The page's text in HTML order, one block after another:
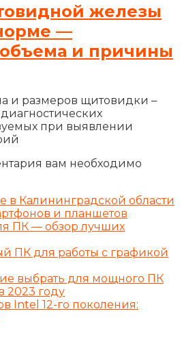
железы
—
и причины
и размеров щитовидки –
при выявлении
вам необходимо
Калининградской области
и планшетов
ПК — обзор лучших
ПК для работы с графикой
выбрать для мощного ПК
2023 году
Intel 12-го поколения: